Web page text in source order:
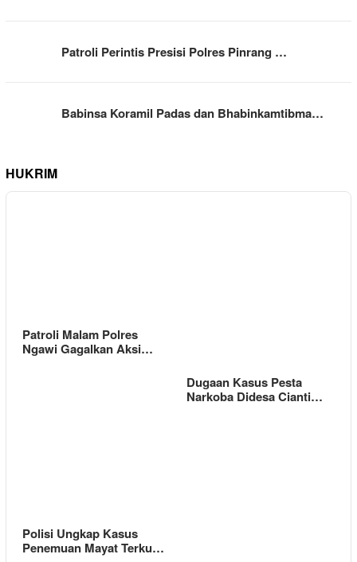
Patroli Perintis Presisi Polres Pinrang …
Babinsa Koramil Padas dan Bhabinkamtibma…
HUKRIM
Patroli Malam Polres
Ngawi Gagalkan Aksi…
Dugaan Kasus Pesta
Narkoba Didesa Cianti…
Polisi Ungkap Kasus
Penemuan Mayat Terku…